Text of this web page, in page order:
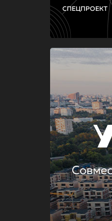
СПЕЦПРОЕКТ